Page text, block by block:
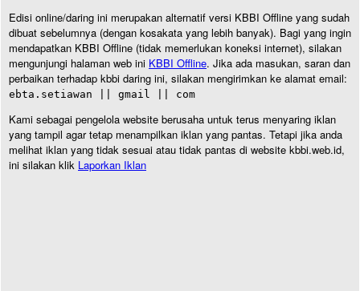
Edisi online/daring ini merupakan alternatif versi KBBI Offline yang sudah
dibuat sebelumnya (dengan kosakata yang lebih banyak). Bagi yang ingin
mendapatkan KBBI Offline (tidak memerlukan koneksi internet), silakan
mengunjungi halaman web ini KBBI Offline. Jika ada masukan, saran dan
perbaikan terhadap kbbi daring ini, silakan mengirimkan ke alamat email:
ebta.setiawan || gmail || com
Kami sebagai pengelola website berusaha untuk terus menyaring iklan
yang tampil agar tetap menampilkan iklan yang pantas. Tetapi jika anda
melihat iklan yang tidak sesuai atau tidak pantas di website kbbi.web.id,
ini silakan klik Laporkan Iklan